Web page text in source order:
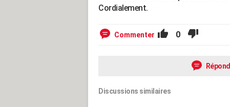
Cordialement.
Commenter 0
Discussions similaires